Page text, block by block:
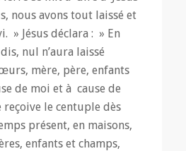
nous avons tout laissé et
» Jésus déclara : » En
nul n’aura laissé
mère, père, enfants
de moi et à cause de
reçoive le centuple dès
présent, en maisons,
enfants et champs,